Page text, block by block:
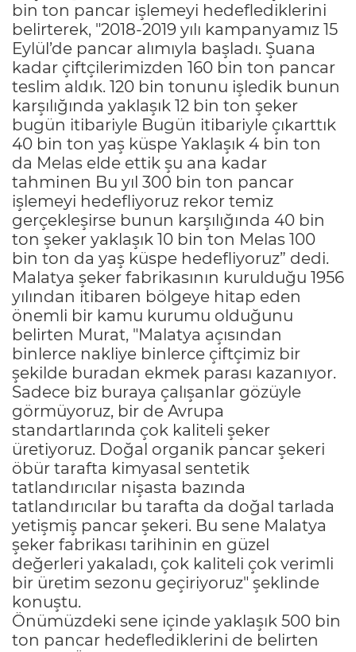
bin ton pancar işlemeyi hedeflediklerini
belirterek, "2018-2019 yılı kampanyamız 15
Eylül’de pancar alımıyla başladı. Şuana
kadar çiftçilerimizden 160 bin ton pancar
teslim aldık. 120 bin tonunu işledik bunun
karşılığında yaklaşık 12 bin ton şeker
bugün itibariyle Bugün itibariyle çıkarttık
40 bin ton yaş küspe Yaklaşık 4 bin ton
da Melas elde ettik şu ana kadar
tahminen Bu yıl 300 bin ton pancar
işlemeyi hedefliyoruz rekor temiz
gerçekleşirse bunun karşılığında 40 bin
ton şeker yaklaşık 10 bin ton Melas 100
bin ton da yaş küspe hedefliyoruz” dedi.
Malatya şeker fabrikasının kurulduğu 1956
yılından itibaren bölgeye hitap eden
önemli bir kamu kurumu olduğunu
belirten Murat, "Malatya açısından
binlerce nakliye binlerce çiftçimiz bir
şekilde buradan ekmek parası kazanıyor.
Sadece biz buraya çalışanlar gözüyle
görmüyoruz, bir de Avrupa
standartlarında çok kaliteli şeker
üretiyoruz. Doğal organik pancar şekeri
öbür tarafta kimyasal sentetik
tatlandırıcılar nişasta bazında
tatlandırıcılar bu tarafta da doğal tarlada
yetişmiş pancar şekeri. Bu sene Malatya
şeker fabrikası tarihinin en güzel
değerleri yakaladı, çok kaliteli çok verimli
bir üretim sezonu geçiriyoruz" şeklinde
konuştu.
Önümüzdeki sene içinde yaklaşık 500 bin
ton pancar hedeflediklerini de belirten